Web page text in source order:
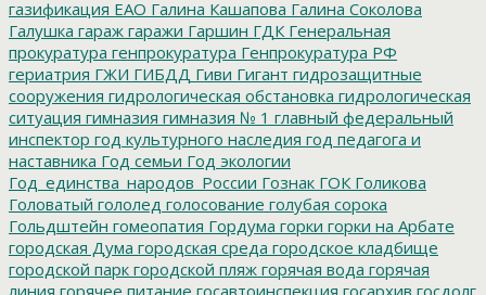
газификация ЕАО Галина Кашапова Галина Соколова
Галушка гараж гаражи Гаршин ГДК Генеральная
прокуратура генпрокуратура Генпрокуратура РФ
гериатрия ГЖИ ГИБДД Гиви Гигант гидрозащитные
сооружения гидрологическая обстановка гидрологическая
ситуация гимназия гимназия № 1 главный федеральный
инспектор год культурного наследия год педагога и
наставника Год семьи Год экологии
Год_единства_народов_России Гознак ГОК Голикова
Головатый гололед голосование голубая сорока
Гольдштейн гомеопатия Гордума горки горки на Арбате
городская Дума городская среда городское кладбище
городской парк городской пляж горячая вода горячая
линия горячее питание госавтоинспекция госархив госдолг